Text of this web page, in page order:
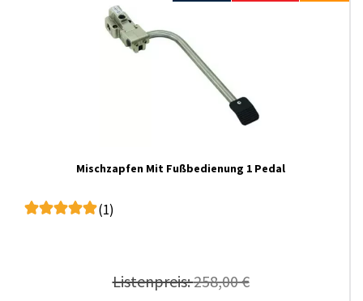
Mischzapfen Mit Fußbedienung 1 Pedal
(1)
Listenpreis:258,00 €